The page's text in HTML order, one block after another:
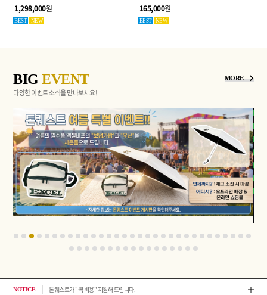
1,298,000원
BEST NEW
165,000원
BEST NEW
BIGEVENT MORE
다양한 이벤트 소식을 만나보세요!
NOTICE 톤퀘스트가 "퀵 비용" 지원해 드립니다. 2026